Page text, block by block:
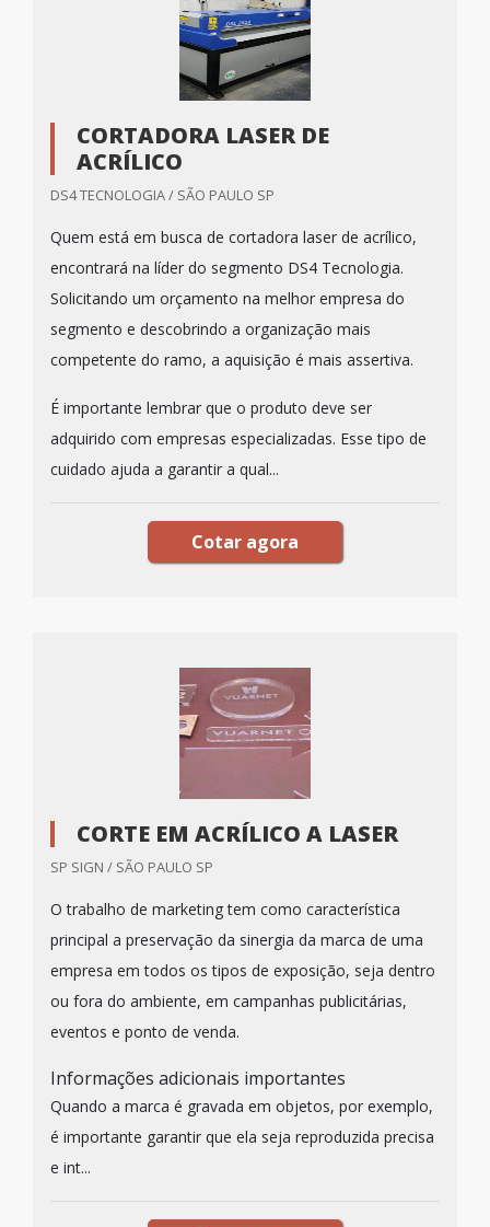
CORTADORA LASER DE
ACRÍLICO
DS4 TECNOLOGIA / SÃO PAULO SP
Quem está em busca de cortadora laser de acrílico,
encontrará na líder do segmento DS4 Tecnologia.
Solicitando um orçamento na melhor empresa do
segmento e descobrindo a organização mais
competente do ramo, a aquisição é mais assertiva.
É importante lembrar que o produto deve ser
adquirido com empresas especializadas. Esse tipo de
cuidado ajuda a garantir a qual...
Cotar agora
CORTE EM ACRÍLICO A LASER
SP SIGN / SÃO PAULO SP
O trabalho de marketing tem como característica
principal a preservação da sinergia da marca de uma
empresa em todos os tipos de exposição, seja dentro
ou fora do ambiente, em campanhas publicitárias,
eventos e ponto de venda.
Informações adicionais importantes
Quando a marca é gravada em objetos, por exemplo,
é importante garantir que ela seja reproduzida precisa
e int...